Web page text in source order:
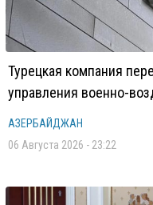
Турецкая компания
управления военно-
АЗЕРБАЙДЖАН
06 Августа 2026 - 23:22